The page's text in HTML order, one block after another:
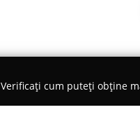
Verificați cum puteți obține